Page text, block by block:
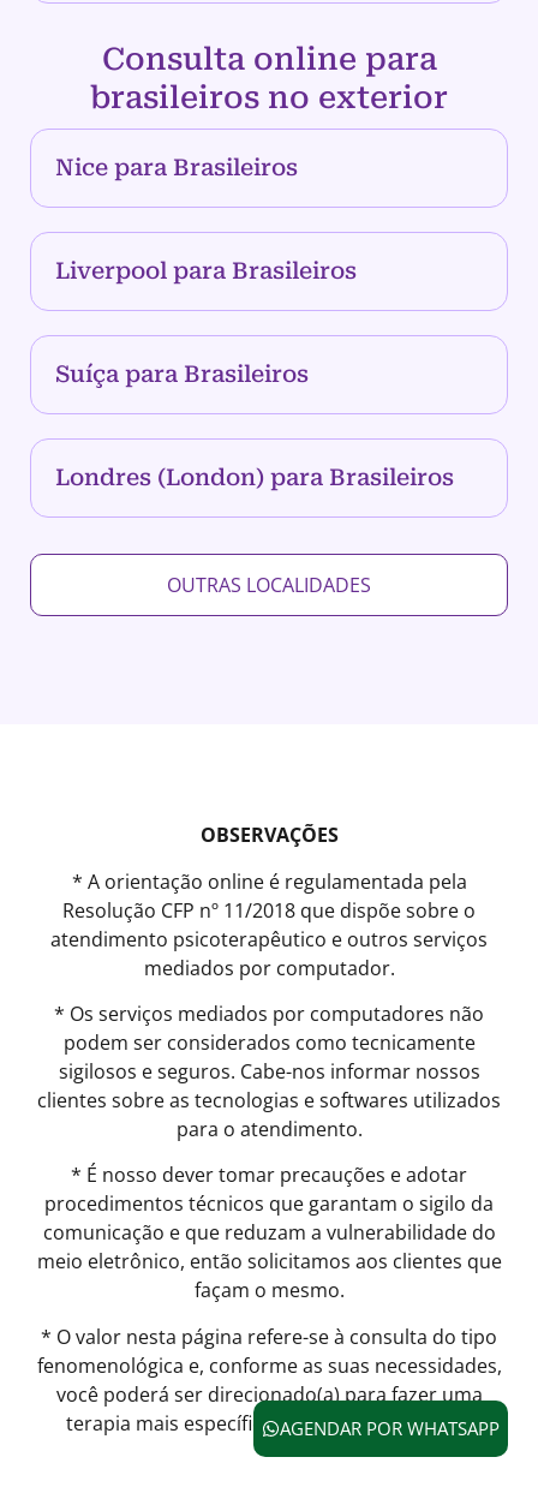
Consulta online para
brasileiros no exterior
Nice para Brasileiros
Liverpool para Brasileiros
Suíça para Brasileiros
Londres (London) para Brasileiros
OUTRAS LOCALIDADES
OBSERVAÇÕES
* A orientação online é regulamentada pela
Resolução CFP nº 11/2018 que dispõe sobre o
atendimento psicoterapêutico e outros serviços
mediados por computador.
* Os serviços mediados por computadores não
podem ser considerados como tecnicamente
sigilosos e seguros. Cabe-nos informar nossos
clientes sobre as tecnologias e softwares utilizados
para o atendimento.
* É nosso dever tomar precauções e adotar
procedimentos técnicos que garantam o sigilo da
comunicação e que reduzam a vulnerabilidade do
meio eletrônico, então solicitamos aos clientes que
façam o mesmo.
* O valor nesta página refere-se à consulta do tipo
fenomenológica e, conforme as suas necessidades,
você poderá ser direcionado(a) para fazer uma
terapia mais específica como TCC, breve, etc.
AGENDAR POR WHATSAPP